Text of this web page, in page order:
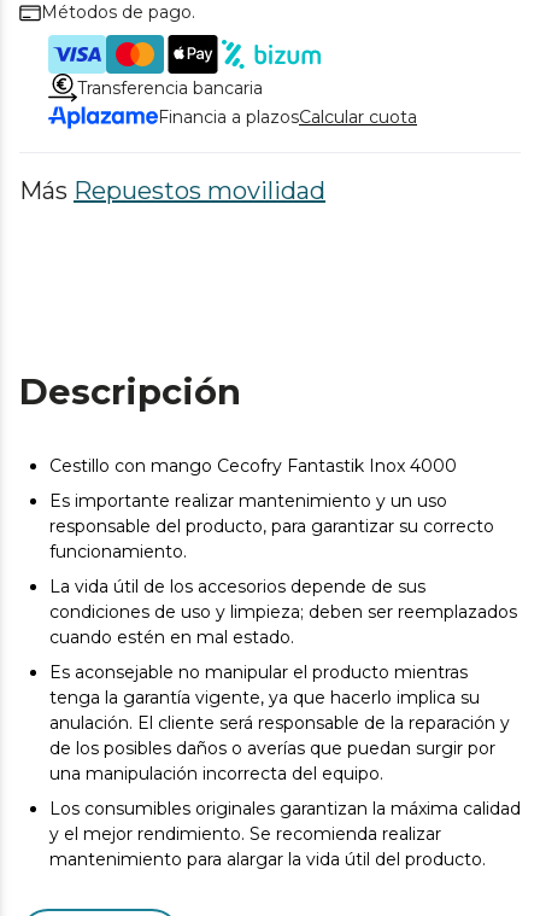
Métodos de pago.
Transferencia bancaria
Financia a plazosCalcular cuota
Más Repuestos movilidad
Descripción
Cestillo con mango Cecofry Fantastik Inox 4000
Es importante realizar mantenimiento y un uso
responsable del producto, para garantizar su correcto
funcionamiento.
La vida útil de los accesorios depende de sus
condiciones de uso y limpieza; deben ser reemplazados
cuando estén en mal estado.
Es aconsejable no manipular el producto mientras
tenga la garantía vigente, ya que hacerlo implica su
anulación. El cliente será responsable de la reparación y
de los posibles daños o averías que puedan surgir por
una manipulación incorrecta del equipo.
Los consumibles originales garantizan la máxima calidad
y el mejor rendimiento. Se recomienda realizar
mantenimiento para alargar la vida útil del producto.